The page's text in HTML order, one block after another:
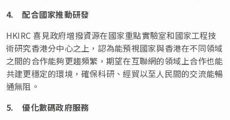
4.配合國家推動研發
HKIRC 喜見政府增撥資源在國家重點實驗室和國家工程技
術研究香港分中心之上，認為能預視國家與香港在不同領域
之間的合作能夠更趨頻繁，期望在互聯網的領域上合作也能
共建更穩定的環境，確保科研、經貿以至人民間的交流能暢
通無阻。
5.優化數碼政府服務